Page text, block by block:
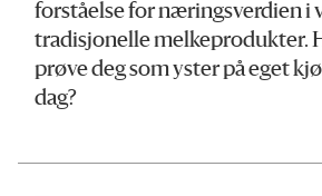
forståelse for næringsverdien i
tradisjonelle melkeprodukter.
prøve deg som yster på eget
dag?